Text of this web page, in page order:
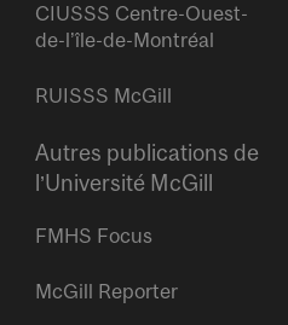
CIUSSS Centre-Ouest-
de-l’île-de-Montréal
RUISSS McGill
Autres publications de
l’Université McGill
FMHS Focus
McGill Reporter